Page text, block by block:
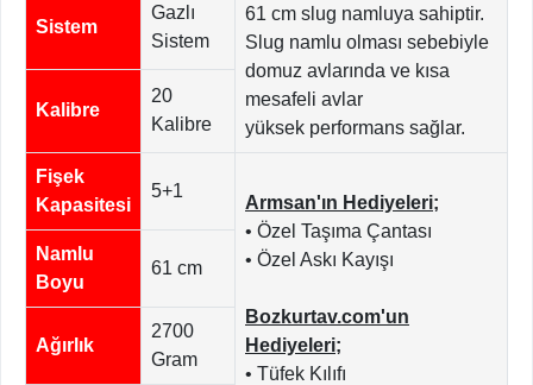
61 cm slug namluya sahiptir.
Slug namlu olması sebebiyle
domuz avlarında ve kısa
mesafeli avlar
yüksek performans sağlar.
Sistem
Gazlı
Sistem
Kalibre
20
Kalibre
Fişek
Kapasitesi
5+1
Armsan'ın Hediyeleri;
• Özel Taşıma Çantası
• Özel Askı Kayışı
Bozkurtav.com'un
Hediyeleri;
• Tüfek Kılıfı
Namlu
Boyu
61 cm
Ağırlık
2700
Gram